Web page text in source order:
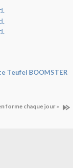
Teufel BOOMSTER
forme chaque jour »